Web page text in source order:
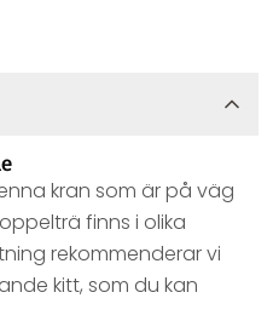
kran som är på väg
finns i olika
rekommenderar vi
kitt, som du kan